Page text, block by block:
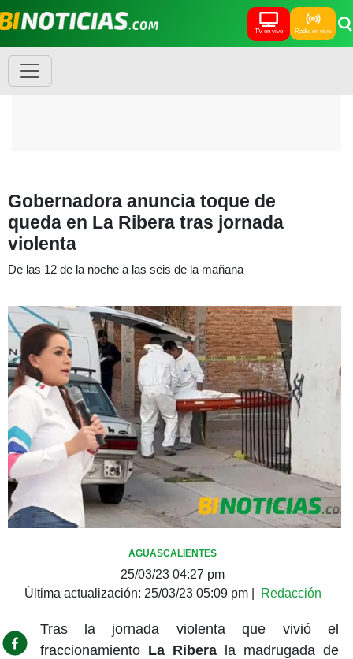
TV en vivo Radio en vivo
Gobernadora anuncia toque de
queda en La Ribera tras jornada
violenta
De las 12 de la noche a las seis de la mañana
AGUASCALIENTES
25/03/23 04:27 pm
Última actualización: 25/03/23 05:09 pm| Redacción
Tras la jornada violenta que vivió el
fraccionamiento La Ribera la madrugada de